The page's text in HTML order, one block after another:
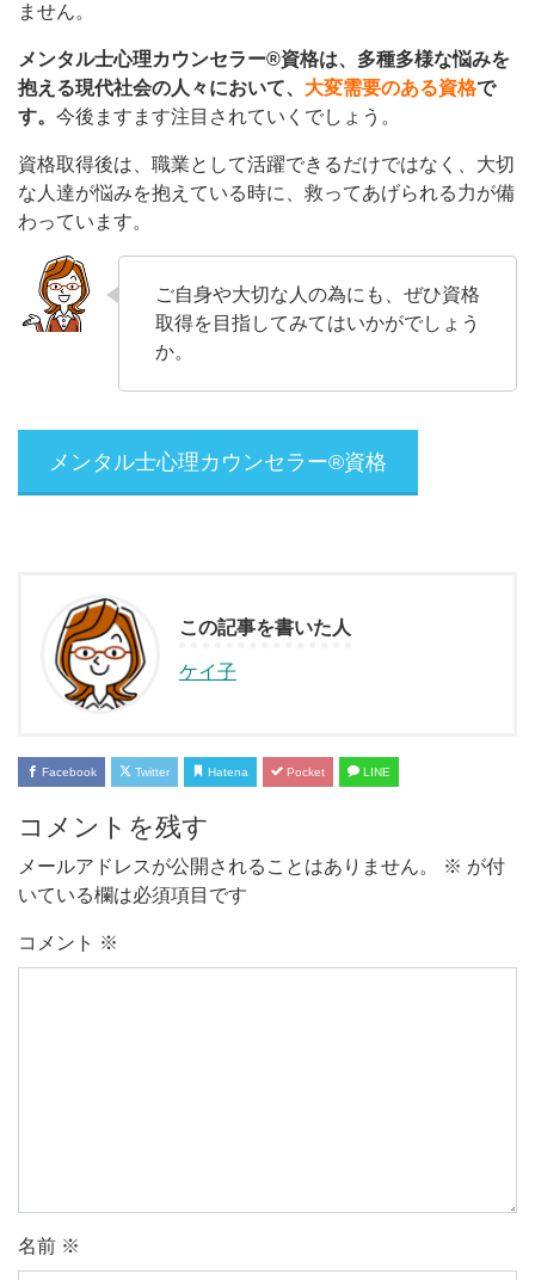
ません。
メンタル士心理カウンセラー®資格は、多種多様な悩みを
抱える現代社会の人々において、 大変需要のある資格で
す。 今後ますます注目されていくでしょう。
資格取得後は、職業として活躍できるだけではなく、大切
な人達が悩みを抱えている時に、救ってあげられる力が備
わっています。
ご自身や大切な人の為にも、ぜひ資格
取得を目指してみてはいかがでしょう
か。
メンタル士心理カウンセラー®資格
この記事を書いた人
ケイ子
Facebook Twitter Hatena Pocket LINE
コメントを残す
メールアドレスが公開されることはありません。 ※ が付
いている欄は必須項目です
コメント ※
名前 ※